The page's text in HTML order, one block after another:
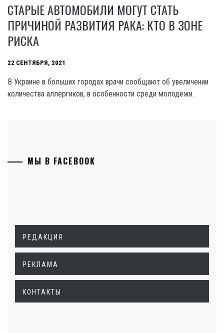
СТАРЫЕ АВТОМОБИЛИ МОГУТ СТАТЬ
ПРИЧИНОЙ РАЗВИТИЯ РАКА: КТО В ЗОНЕ
РИСКА
22 СЕНТЯБРЯ, 2021
В Украине в больших городах врачи сообщают об увеличении
количества аллергиков, в особенности среди молодежи.
МЫ В FACEBOOK
РЕДАКЦИЯ
РЕКЛАМА
КОНТАКТЫ